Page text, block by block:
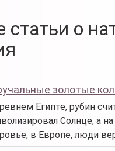
статьи о
золотые
Египте, рубин
Солнце, а
в Европе, люди